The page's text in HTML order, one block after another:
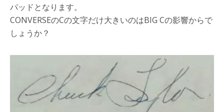
パッドとなります。
CONVERSEのCの文字だけ大きいのはBIG Cの影響からで
しょうか？